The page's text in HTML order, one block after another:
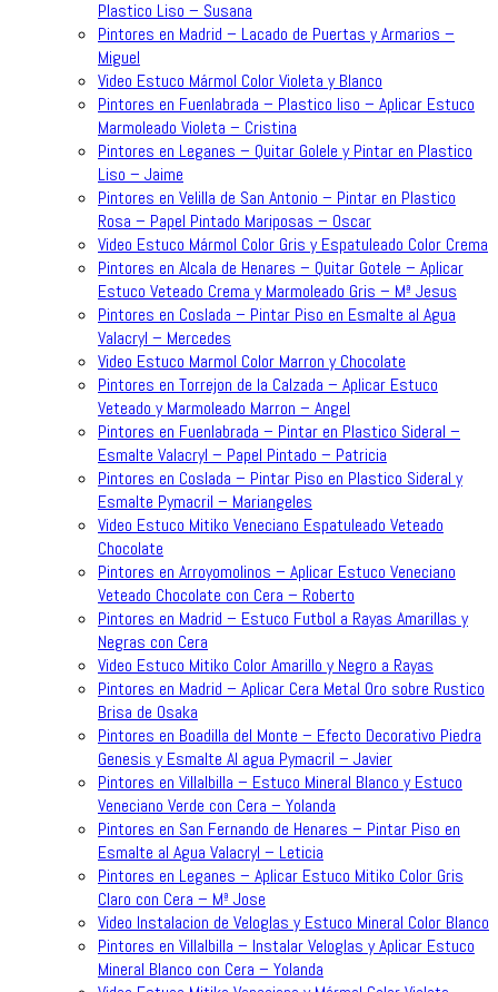
Plastico Liso – Susana
Pintores en Madrid – Lacado de Puertas y Armarios –
Miguel
Video Estuco Mármol Color Violeta y Blanco
Pintores en Fuenlabrada – Plastico liso – Aplicar Estuco
Marmoleado Violeta – Cristina
Pintores en Leganes – Quitar Golele y Pintar en Plastico
Liso – Jaime
Pintores en Velilla de San Antonio – Pintar en Plastico
Rosa – Papel Pintado Mariposas – Oscar
Video Estuco Mármol Color Gris y Espatuleado Color Crema
Pintores en Alcala de Henares – Quitar Gotele – Aplicar
Estuco Veteado Crema y Marmoleado Gris – Mª Jesus
Pintores en Coslada – Pintar Piso en Esmalte al Agua
Valacryl – Mercedes
Video Estuco Marmol Color Marron y Chocolate
Pintores en Torrejon de la Calzada – Aplicar Estuco
Veteado y Marmoleado Marron – Angel
Pintores en Fuenlabrada – Pintar en Plastico Sideral –
Esmalte Valacryl – Papel Pintado – Patricia
Pintores en Coslada – Pintar Piso en Plastico Sideral y
Esmalte Pymacril – Mariangeles
Video Estuco Mitiko Veneciano Espatuleado Veteado
Chocolate
Pintores en Arroyomolinos – Aplicar Estuco Veneciano
Veteado Chocolate con Cera – Roberto
Pintores en Madrid – Estuco Futbol a Rayas Amarillas y
Negras con Cera
Video Estuco Mitiko Color Amarillo y Negro a Rayas
Pintores en Madrid – Aplicar Cera Metal Oro sobre Rustico
Brisa de Osaka
Pintores en Boadilla del Monte – Efecto Decorativo Piedra
Genesis y Esmalte Al agua Pymacril – Javier
Pintores en Villalbilla – Estuco Mineral Blanco y Estuco
Veneciano Verde con Cera – Yolanda
Pintores en San Fernando de Henares – Pintar Piso en
Esmalte al Agua Valacryl – Leticia
Pintores en Leganes – Aplicar Estuco Mitiko Color Gris
Claro con Cera – Mª Jose
Video Instalacion de Veloglas y Estuco Mineral Color Blanco
Pintores en Villalbilla – Instalar Veloglas y Aplicar Estuco
Mineral Blanco con Cera – Yolanda